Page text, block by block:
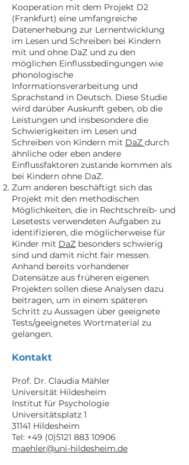
Kooperation mit dem Projekt D2
(Frankfurt) eine umfangreiche
Datenerhebung zur Lernentwicklung
im Lesen und Schreiben bei Kindern
mit und ohne DaZ und zu den
möglichen Einflussbedingungen wie
phonologische
Informationsverarbeitung und
Sprachstand in Deutsch. Diese Studie
wird darüber Auskunft geben, ob die
Leistungen und insbesondere die
Schwierigkeiten im Lesen und
Schreiben von Kindern mit DaZ durch
ähnliche oder eben andere
Einflussfaktoren zustande kommen als
bei Kindern ohne DaZ.
Zum anderen beschäftigt sich das
Projekt mit den methodischen
Möglichkeiten, die in Rechtschreib- und
Lesetests verwendeten Aufgaben zu
identifizieren, die möglicherweise für
Kinder mit DaZ besonders schwierig
sind und damit nicht fair messen.
Anhand bereits vorhandener
Datensätze aus früheren eigenen
Projekten sollen diese Analysen dazu
beitragen, um in einem späteren
Schritt zu Aussagen über geeignete
Tests/geeignetes Wortmaterial zu
gelangen.
Kontakt
Prof. Dr. Claudia Mähler
Universität Hildesheim
Institut für Psychologie
Universitätsplatz 1
31141 Hildesheim
Tel: +49 (0)5121 883 10906
maehler@uni-hildesheim.de